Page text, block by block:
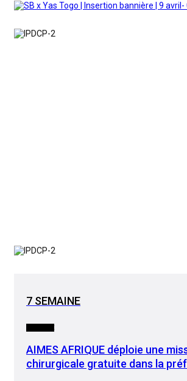
7 SEMAINE
AIMES AFRIQUE déploie une
chirurgicale gratuite dans la